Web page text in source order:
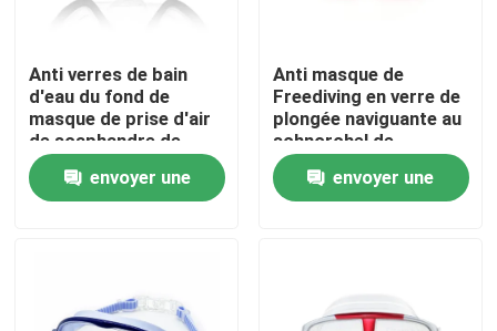
Maison
Anti verres de bain
d'eau du fond de
masque de prise d'air
de scaphandre de
brouillard d'enfant
envoyer une
Anti masque de
Freediving en verre de
plongée naviguante au
schnorchel de
scaphandre de
brouillardenvoyer une